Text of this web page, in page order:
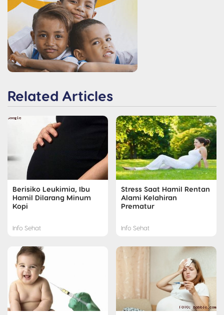
Related Articles
Berisiko Leukimia, Ibu
Hamil Dilarang Minum
Kopi
Info Sehat
Stress Saat Hamil Rentan
Alami Kelahiran
Prematur
Info Sehat